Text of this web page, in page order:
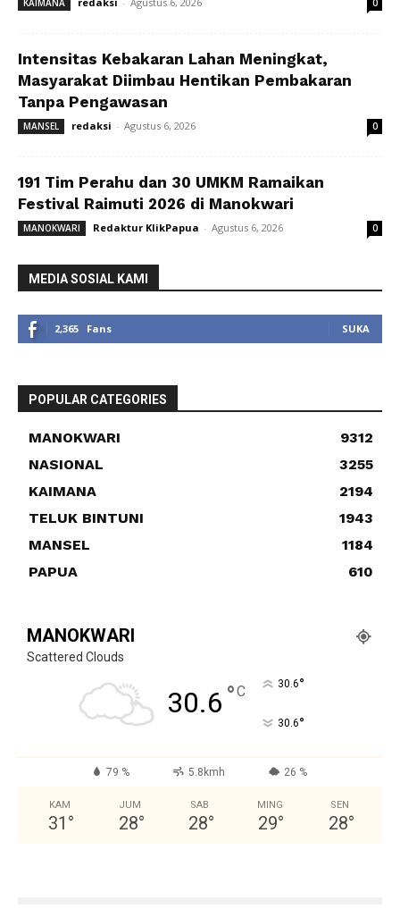
KAIMANA 0
Intensitas Kebakaran Lahan Meningkat,
Masyarakat Diimbau Hentikan Pembakaran
Tanpa Pengawasan
MANSEL redaksi - Agustus 6, 2026 0
191 Tim Perahu dan 30 UMKM Ramaikan
Festival Raimuti 2026 di Manokwari
MANOKWARI Redaktur KlikPapua - Agustus 6, 2026 0
MEDIA SOSIAL KAMI
2,365 Fans SUKA
POPULAR CATEGORIES
MANOKWARI
9312
NASIONAL
3255
KAIMANA
2194
TELUK BINTUNI
1943
MANSEL
1184
PAPUA
610
MANOKWARI
Scattered Clouds
30.6 °C 30.6°
30.6°
79 % 5.8kmh 26 %
KAM
31 °
JUM
28°
SAB
28°
MING
29°
SEN
28°